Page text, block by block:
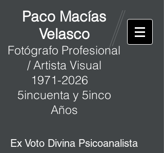
Paco Macías
Velasco
Fotógrafo Profesional
/ Artista Visual
1971-2026
5incuenta y 5inco
Años
Ex Voto Divina Psicoanalista